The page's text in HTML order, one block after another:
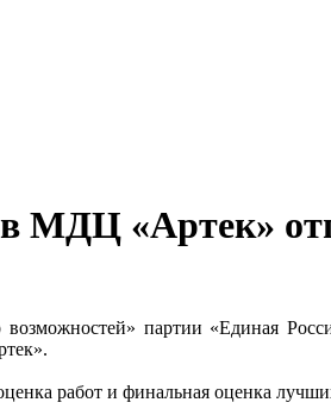
МДЦ «Артек»
партии «Единая
работ и финальная оценка